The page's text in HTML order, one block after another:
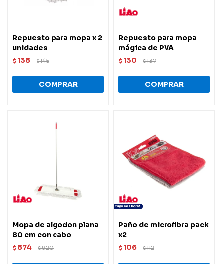
Repuesto para mopa x 2
unidades
$ 138 $145
Repuesto para mopa
mágica de PVA
$ 130 $137
Mopa de algodon plana
80 cm con cabo
$ 874 $920
Paño de microfibra pack
x2
$ 106 $112